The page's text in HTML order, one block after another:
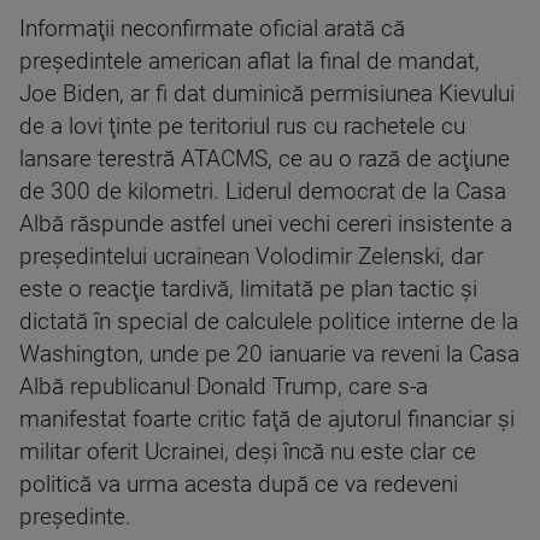
Informaţii neconfirmate oficial arată că
preşedintele american aflat la final de mandat,
Joe Biden, ar fi dat duminică permisiunea Kievului
de a lovi ţinte pe teritoriul rus cu rachetele cu
lansare terestră ATACMS, ce au o rază de acţiune
de 300 de kilometri. Liderul democrat de la Casa
Albă răspunde astfel unei vechi cereri insistente a
preşedintelui ucrainean Volodimir Zelenski, dar
este o reacţie tardivă, limitată pe plan tactic şi
dictată în special de calculele politice interne de la
Washington, unde pe 20 ianuarie va reveni la Casa
Albă republicanul Donald Trump, care s-a
manifestat foarte critic faţă de ajutorul financiar şi
militar oferit Ucrainei, deşi încă nu este clar ce
politică va urma acesta după ce va redeveni
preşedinte.